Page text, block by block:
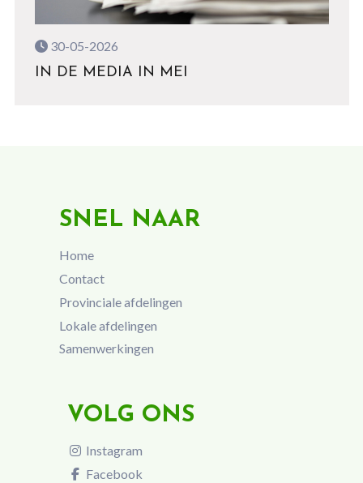
30-05-2026
IN DE MEDIA IN MEI
SNEL NAAR
Home
Contact
Provinciale afdelingen
Lokale afdelingen
Samenwerkingen
VOLG ONS
Instagram
Facebook